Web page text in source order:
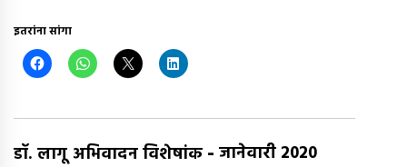
इतरांना सांगा
डॉ. लागू अभिवादन विशेषांक - जानेवारी 2020